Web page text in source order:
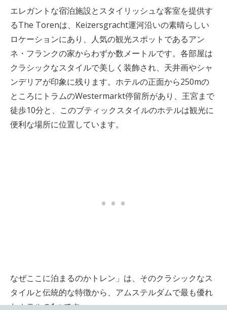
エレガントな宿泊施設とスタイリッシュな客室を提供す
るThe Torenは、Keizersgracht運河沿いの素晴らしい
ロケーションにあり、人気の観光スポットであるアン
ネ・フランクの家からわずか数メートルです。各部屋は
クラシックなスタイルで美しく装飾され、天井画やシャ
ンデリアが印象に残ります。ホテルの正面から250mの
ところにトラムのWestermarkt停留所があり、王宮まで
徒歩10分と、このブティックスタイルのホテルは観光に
便利な場所に位置しています。
なぜここに泊まるのかトレン」は、そのクラシックなス
タイルと伝統的な特徴から、アムステルダムで最も優れ
たホテルの1つです。